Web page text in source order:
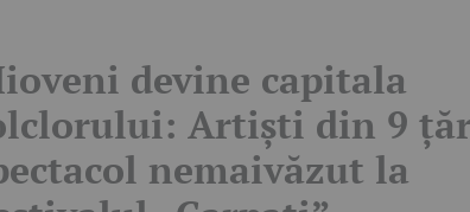
devine capitala
Artiști din 9
nemaivăzut la